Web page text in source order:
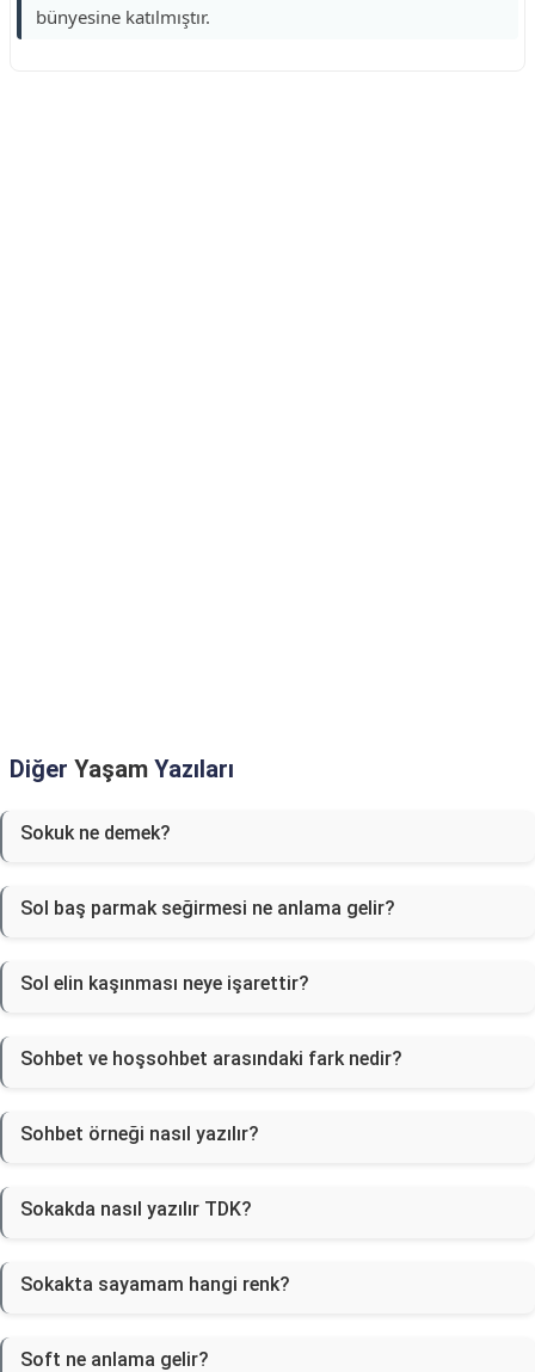
bünyesine katılmıştır.
Diğer Yaşam Yazıları
Sokuk ne demek?
Sol baş parmak seğirmesi ne anlama gelir?
Sol elin kaşınması neye işarettir?
Sohbet ve hoşsohbet arasındaki fark nedir?
Sohbet örneği nasıl yazılır?
Sokakda nasıl yazılır TDK?
Sokakta sayamam hangi renk?
Soft ne anlama gelir?